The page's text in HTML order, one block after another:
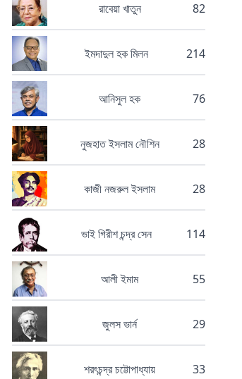
রাবেয়া খাতুন 82
ইমদাদুল হক মিলন 214
আনিসুল হক 76
নুজহাত ইসলাম নৌশিন 28
কাজী নজরুল ইসলাম 28
ভাই গিরীশ চন্দ্র সেন 114
আলী ইমাম 55
জুলস ভার্ন 29
শরৎচন্দ্র চট্টোপাধ্যায় 33